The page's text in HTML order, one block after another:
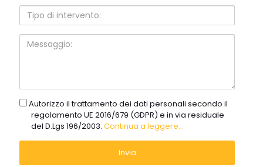
Tipo
intervento:
Messaggio:
gdprAutorizzo il trattamento dei dati personali secondo il
regolamento UE 2016/679 (GDPR) e in via residuale
del D.Lgs 196/2003. Continua a leggere...